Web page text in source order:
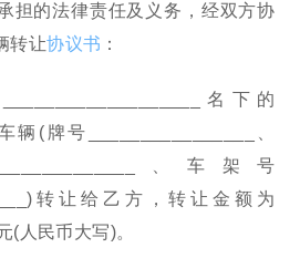
担的法律责任及义务，经双方协
转让协议书 ：
名下的
辆(牌号________________、
、车架号
转让给乙方，转让金额为
(人民币大写)。